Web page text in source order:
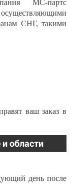
МС-партс
СНГ, такими
ваш заказ в
области
день после